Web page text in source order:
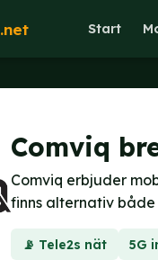
.net Start
Comviq
Comviq erbjuder
finns alternativ
📡 Tele2s nät 5G